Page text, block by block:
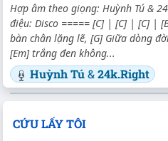
Hợp âm theo giọng: Huỳnh Tú &
điệu: Disco ===== [C] | [C] | [C] |
bàn chân lặng lẽ, [G] Giữa dòng
[Em] trắng đen không...
Huỳnh Tú&24k.Right
CỨU LẤY TÔI